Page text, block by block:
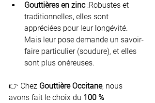
Gouttières en zinc :Robustes et
traditionnelles, elles sont
appréciées pour leur longévité.
Mais leur pose demande un savoir-
faire particulier (soudure), et elles
sont plus onéreuses.
👉 Chez Gouttière Occitane, nous
avons fait le choix du 100 %